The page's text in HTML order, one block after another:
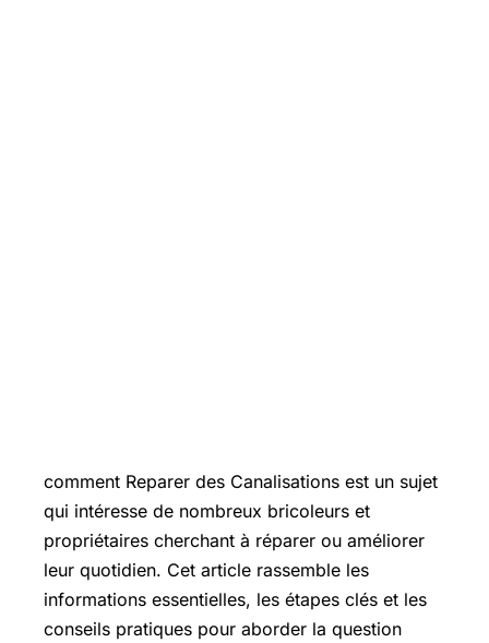
comment Reparer des Canalisations est un sujet
qui intéresse de nombreux bricoleurs et
propriétaires cherchant à réparer ou améliorer
leur quotidien. Cet article rassemble les
informations essentielles, les étapes clés et les
conseils pratiques pour aborder la question